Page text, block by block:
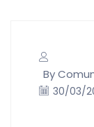
By
30/03/